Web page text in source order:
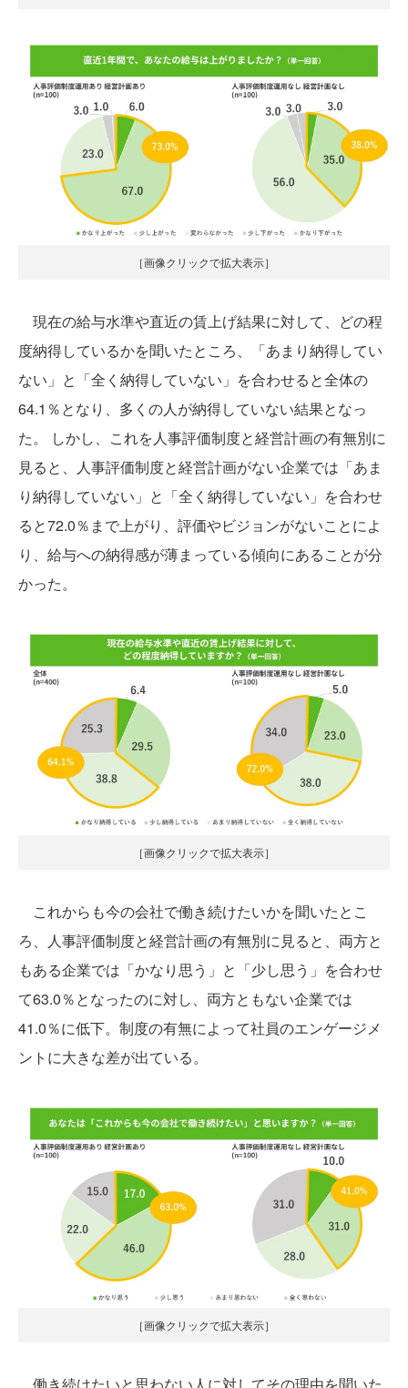
［画像クリックで拡大表示］
現在の給与水準や直近の賃上げ結果に対して、どの程
度納得しているかを聞いたところ、「あまり納得してい
ない」と「全く納得していない」を合わせると全体の
64.1％となり、多くの人が納得していない結果となっ
た。 しかし、これを人事評価制度と経営計画の有無別に
見ると、人事評価制度と経営計画がない企業では「あま
り納得していない」と「全く納得していない」を合わせ
ると72.0％まで上がり、評価やビジョンがないことによ
り、給与への納得感が薄まっている傾向にあることが分
かった。
［画像クリックで拡大表示］
これからも今の会社で働き続けたいかを聞いたとこ
ろ、人事評価制度と経営計画の有無別に見ると、両方と
もある企業では「かなり思う」と「少し思う」を合わせ
て63.0％となったのに対し、両方ともない企業では
41.0％に低下。制度の有無によって社員のエンゲージメ
ントに大きな差が出ている。
［画像クリックで拡大表示］